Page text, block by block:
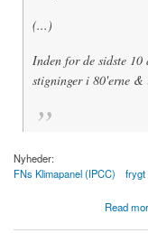
(...)
Inden for de sidste
stigninger i 80'erne &
Nyheder:
FNs Klimapanel (IPCC)
frygt
Read
about Ingen